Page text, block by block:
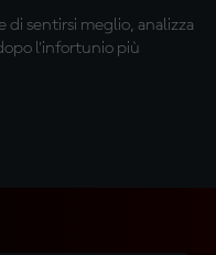
di sentirsi meglio, analizza
l'infortunio più